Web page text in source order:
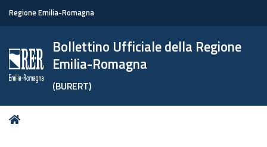
Regione Emilia-Romagna
Bollettino Ufficiale della Regione
Emilia-Romagna
(BURERT)
Tu